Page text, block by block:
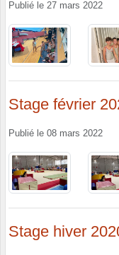
Publié le 27 mars 2022
Stage février
Publié le 08 mars 2022
Stage hiver